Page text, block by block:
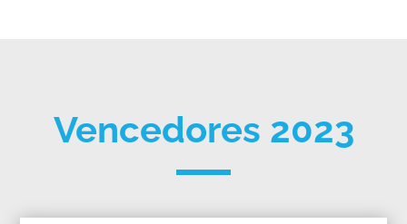
Vencedores 2023